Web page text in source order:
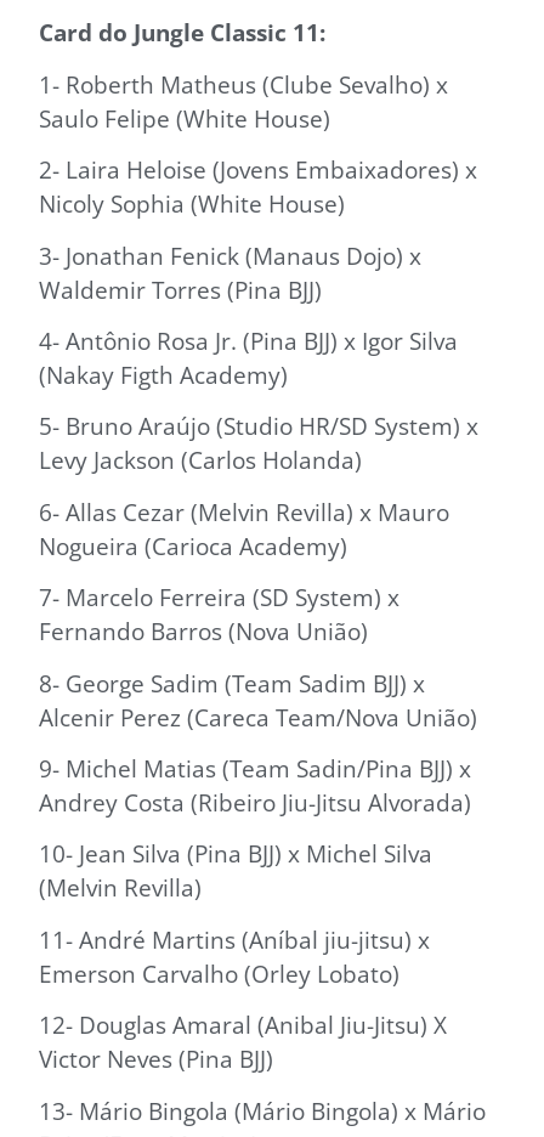
Card do Jungle Classic 11:
1- Roberth Matheus (Clube Sevalho) x
Saulo Felipe (White House)
2- Laira Heloise (Jovens Embaixadores) x
Nicoly Sophia (White House)
3- Jonathan Fenick (Manaus Dojo) x
Waldemir Torres (Pina BJJ)
4- Antônio Rosa Jr. (Pina BJJ) x Igor Silva
(Nakay Figth Academy)
5- Bruno Araújo (Studio HR/SD System) x
Levy Jackson (Carlos Holanda)
6- Allas Cezar (Melvin Revilla) x Mauro
Nogueira (Carioca Academy)
7- Marcelo Ferreira (SD System) x
Fernando Barros (Nova União)
8- George Sadim (Team Sadim BJJ) x
Alcenir Perez (Careca Team/Nova União)
9- Michel Matias (Team Sadin/Pina BJJ) x
Andrey Costa (Ribeiro Jiu-Jitsu Alvorada)
10- Jean Silva (Pina BJJ) x Michel Silva
(Melvin Revilla)
11- André Martins (Aníbal jiu-jitsu) x
Emerson Carvalho (Orley Lobato)
12- Douglas Amaral (Anibal Jiu-Jitsu) X
Victor Neves (Pina BJJ)
13- Mário Bingola (Mário Bingola) x Mário